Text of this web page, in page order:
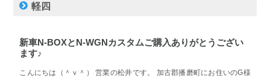
軽四
新車N-BOXとN-WGNカスタムご購入ありがとうござい
ます♪
こんにちは（＾ｖ＾） 営業の松井です。 加古郡播磨町にお住いのG様